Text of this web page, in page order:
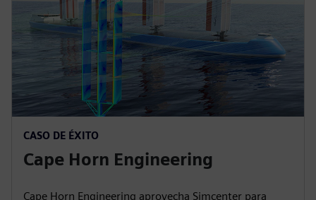
CASO DE ÉXITO
Cape Horn Engineering
Cape Horn Engineering aprovecha Simcenter para